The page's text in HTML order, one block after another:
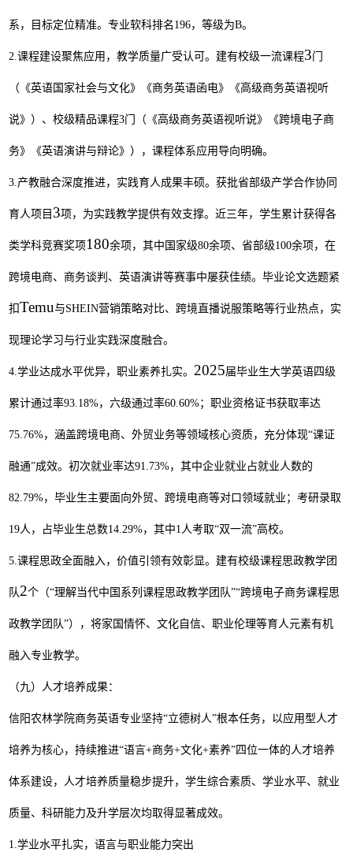
系，目标定位精准。专业软科排名 196，等级为B。
2.课程建设聚焦应用，教学质量广受认可。建有校级一流课程3门
（《英语国家社会与文化》《商务英语函电》《高级商务英语视听
说》）、校级精品课程3门（《高级商务英语视听说》《跨境电子商
务》《英语演讲与辩论》），课程体系应用导向明确。
3.产教融合深度推进，实践育人成果丰硕。获批省部级产学合作协同
育人项目 3项，为实践教学提供有效支撑。近三年，学生累计获得各
类学科竞赛奖项180余项，其中国家级80余项、省部级100余项，在
跨境电商、商务谈判、英语演讲等赛事中屡获佳绩。毕业论文选题紧
扣Temu与SHEIN营销策略对比、跨境直播说服策略等行业热点，实
现理论学习与行业实践深度融合。
4.学业达成水平优异，职业素养扎实。2025届毕业生大学英语四级
累计通过率93.18%，六级通过率60.60%；职业资格证书获取率达
75.76%，涵盖跨境电商、外贸业务等领域核心资质，充分体现“课证
融通”成效。初次就业率达91.73%，其中企业就业占就业人数的
82.79%，毕业生主要面向外贸、跨境电商等对口领域就业；考研录取
19人，占毕业生总数14.29%，其中1人考取“双一流”高校。
5.课程思政全面融入，价值引领有效彰显。建有校级课程思政教学团
队2个（“理解当代中国系列课程思政教学团队”“跨境电子商务课程思
政教学团队”），将家国情怀、文化自信、职业伦理等育人元素有机
融入专业教学。
（九）人才培养成果：
信阳农林学院商务英语专业坚持“立德树人”根本任务，以应用型人才
培养为核心，持续推进“语言+商务+文化+素养”四位一体的人才培养
体系建设，人才培养质量稳步提升，学生综合素质、学业水平、就业
质量、科研能力及升学层次均取得显著成效。
1.学业水平扎实，语言与职业能力突出